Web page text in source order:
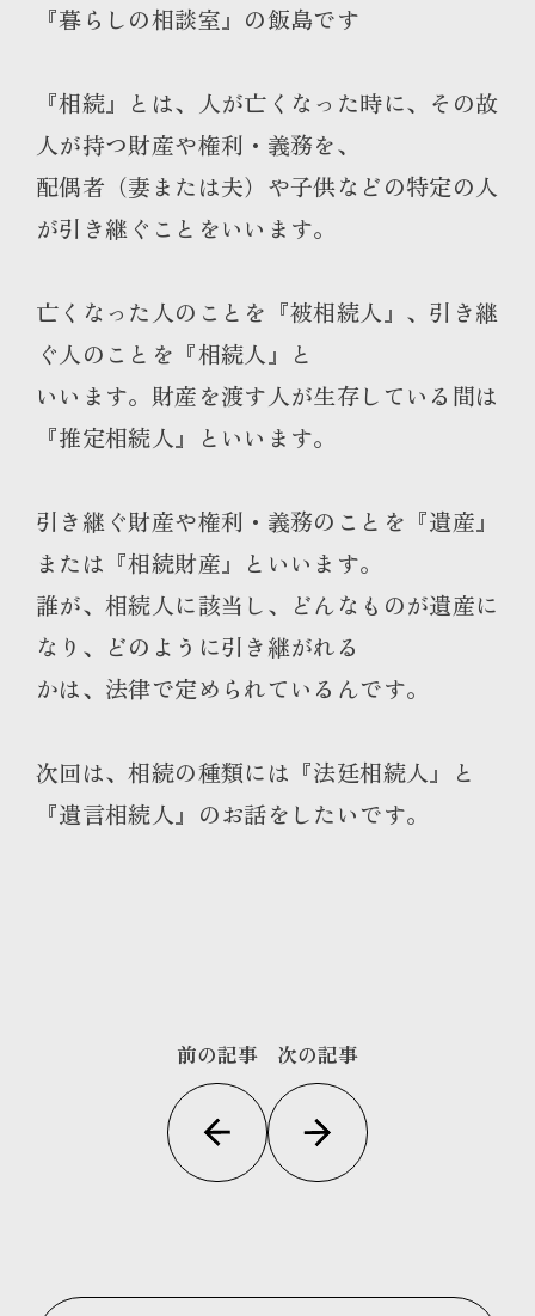
『暮らしの相談室』の飯島です
『相続』とは、人が亡くなった時に、その故
人が持つ財産や権利・義務を、
配偶者（妻または夫）や子供などの特定の人
が引き継ぐことをいいます。
亡くなった人のことを『被相続人』、引き継
ぐ人のことを『相続人』と
いいます。財産を渡す人が生存している間は
『推定相続人』といいます。
引き継ぐ財産や権利・義務のことを『遺産』
または『相続財産』といいます。
誰が、相続人に該当し、どんなものが遺産に
なり、どのように引き継がれる
かは、法律で定められているんです。
次回は、相続の種類には『法廷相続人』と
『遺言相続人』のお話をしたいです。
前の記事 次の記事